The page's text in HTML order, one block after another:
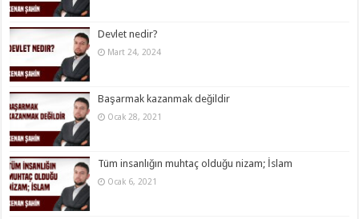
Devlet nedir?
Mart 24, 2024
Başarmak kazanmak değildir
Ocak 28, 2021
Tüm insanlığın muhtaç olduğu nizam; İslam
Ocak 6, 2021